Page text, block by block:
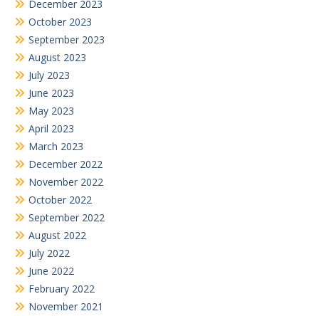
December 2023
October 2023
September 2023
August 2023
July 2023
June 2023
May 2023
April 2023
March 2023
December 2022
November 2022
October 2022
September 2022
August 2022
July 2022
June 2022
February 2022
November 2021